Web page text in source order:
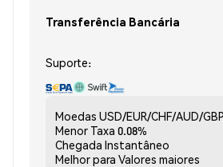
Transferência Bancária
Suporte:
Moedas USD/EUR/CHF/AUD/
Menor Taxa 0.08%
Chegada Instantâneo
Melhor para Valores maiores